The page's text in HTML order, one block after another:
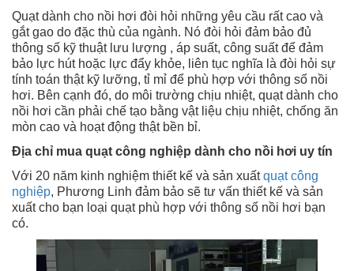
Quạt dành cho nồi hơi đòi hỏi những yêu cầu rất cao và
gắt gao do đặc thù của ngành. Nó đòi hỏi đảm bảo đủ
thông số kỹ thuật lưu lượng , áp suất, công suất để đảm
bảo lực hút hoặc lực đẩy khỏe, liên tục nghĩa là đòi hỏi sự
tính toán thật kỹ lưỡng, tỉ mỉ để phù hợp với thông số nồi
hơi. Bên cạnh đó, do môi trường chịu nhiệt, quạt dành cho
nồi hơi cần phải chế tạo bằng vật liệu chịu nhiệt, chống ăn
mòn cao và hoạt động thật bền bỉ.
Địa chỉ mua quạt công nghiệp dành cho nồi hơi uy tín
Với 20 năm kinh nghiệm thiết kế và sản xuấtquạt công
nghiệp, Phương Linh đảm bảo sẽ tư vấn thiết kế và sản
xuất cho bạn loại quạt phù hợp với thông số nồi hơi bạn
có.